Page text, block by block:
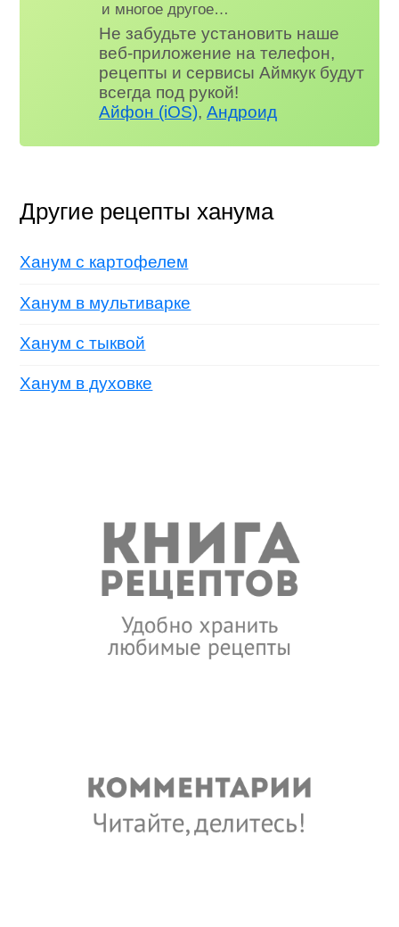
и многое другое…
Не забудьте установить наше
веб-приложение на телефон,
рецепты и сервисы Аймкук будут
всегда под рукой!
Айфон (iOS),Андроид
Другие рецепты ханума
Ханум с картофелем
Ханум в мультиварке
Ханум с тыквой
Ханум в духовке